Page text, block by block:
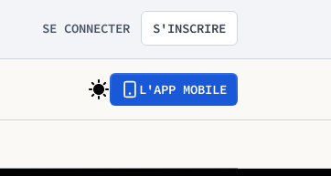
SE CONNECTER S'INSCRIRE
L'APP MOBILE